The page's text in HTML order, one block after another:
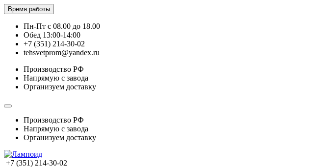
Время работы
Пн-Пт с 08.00 до 18.00
Обед 13:00-14:00
+7 (351) 214-30-02
tehsvetprom@yandex.ru
Производство РФ
Напрямую с завода
Организуем доставку
Производство РФ
Напрямую с завода
Организуем доставку
+7 (351) 214-30-02